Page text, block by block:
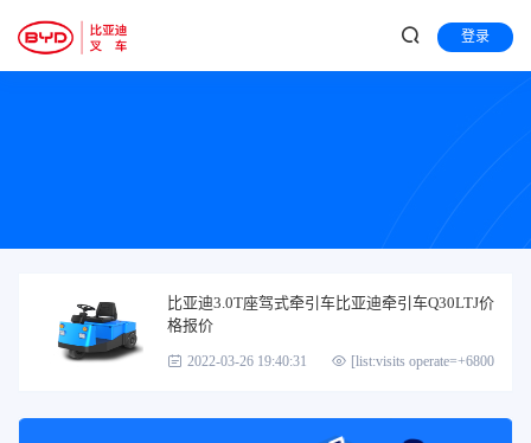
登录
比亚迪3.0T座驾式牵引车比亚迪牵引车Q30LTJ价
格报价
2022-03-26 19:40:31 [list:visits operate=+6800]